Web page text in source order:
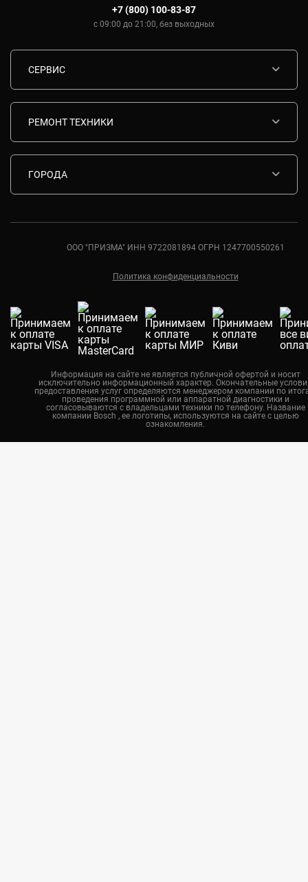
+7 (800) 100-83-87
с 09:00 до 21:00, без выходных
СЕРВИС
Комплектующие
Контакты
РЕМОНТ ТЕХНИКИ
Ремонт кондиционеров Bosch
ГОРОДА
Санкт-Петербург
Новосибирск
Калининград
Челябинск
Казань
Воронеж
ООО "ПРИЗМА" ИНН 9722081894 ОГРН 1247700550261
Политика конфиденциальности
Информация на сайте не является публичной офертой и носит
исключительно информационный характер. Окончательные
предоставления услуг определяются менеджером компании по
проведения программной или аппаратной диагностики и
согласовываются с владельцами техники по телефону. Название
компании Bosch , ее логотипы, используются на сайте с целью
ознакомления.